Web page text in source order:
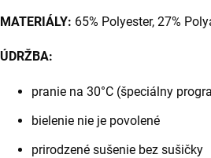
MATERIÁLY: 65% Polyester, 27%
ÚDRŽBA:
pranie na 30°C (špeciálny
bielenie nie je povolené
prirodzené sušenie bez sušičky